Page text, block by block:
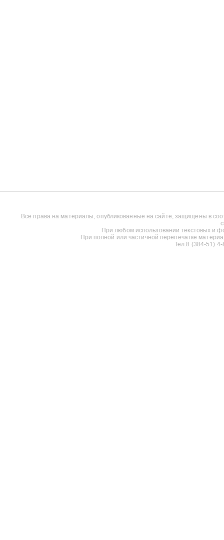
Все права на материалы, опубликованные на сайте, защищены в
При любом использовании текстовых и
При полной или частичной перепечатке
Тел.8 (384-51)